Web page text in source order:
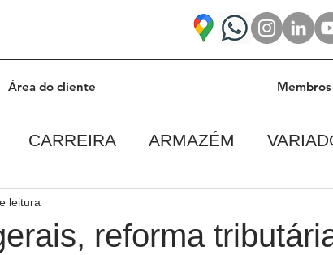
Área do cliente
CARREIRA ARMAZÉM
reforma
leitura